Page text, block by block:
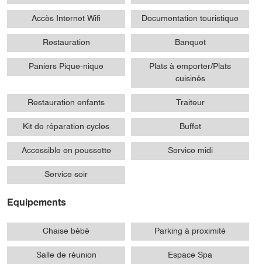
Accès Internet Wifi Documentation touristique
Restauration Banquet
Paniers Pique-nique
Plats à emporter/Plats
cuisinés
Restauration enfants Traiteur
Kit de réparation cycles Buffet
Accessible en poussette Service midi
Service soir
Equipements
Chaise bébé Parking à proximité
Salle de réunion Espace Spa